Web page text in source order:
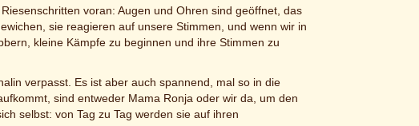
voran: Augen und Ohren sind geöffnet, das
sie reagieren auf unsere Stimmen, und wenn wir in
kleine Kämpfe zu beginnen und ihre Stimmen zu
verpasst. Es ist aber auch spannend, mal so in die
sind entweder Mama Ronja oder wir da, um den
selbst: von Tag zu Tag werden sie auf ihren